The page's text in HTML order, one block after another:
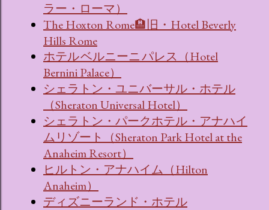
ラー・ローマ）
The Hoxton Rome🏨旧・Hotel Beverly
Hills Rome
ホテル ベルニーニ パレス（Hotel
Bernini Palace）
シェラトン・ユニバーサル・ホテル
（Sheraton Universal Hotel）
シェラトン・パークホテル・アナハイ
ムリゾート（Sheraton Park Hotel at the
Anaheim Resort）
ヒルトン・アナハイム（Hilton
Anaheim）
ディズニーランド・ホテル